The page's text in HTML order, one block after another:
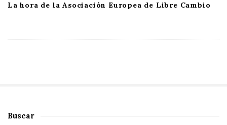
La hora de la Asociación Europea de Libre Cambio
S
Buscar